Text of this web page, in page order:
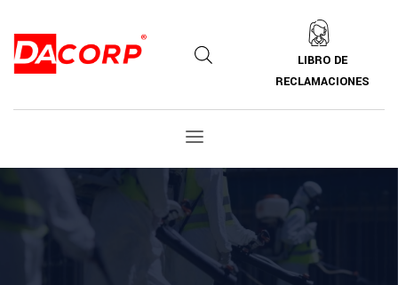
LIBRO DE
RECLAMACIONES